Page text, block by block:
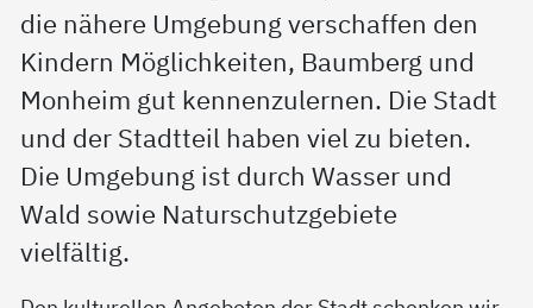
die nähere Umgebung verschaffen den
Kindern Möglichkeiten, Baumberg und
Monheim gut kennenzulernen. Die Stadt
und der Stadtteil haben viel zu bieten.
Die Umgebung ist durch Wasser und
Wald sowie Naturschutzgebiete
vielfältig.